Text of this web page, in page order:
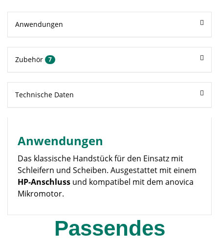
Anwendungen
Zubehör 7
Technische Daten
Anwendungen
Das klassische Handstück für den Einsatz mit
Schleifern und Scheiben. Ausgestattet mit einem
HP-Anschluss und kompatibel mit dem anovica
Mikromotor.
Passendes